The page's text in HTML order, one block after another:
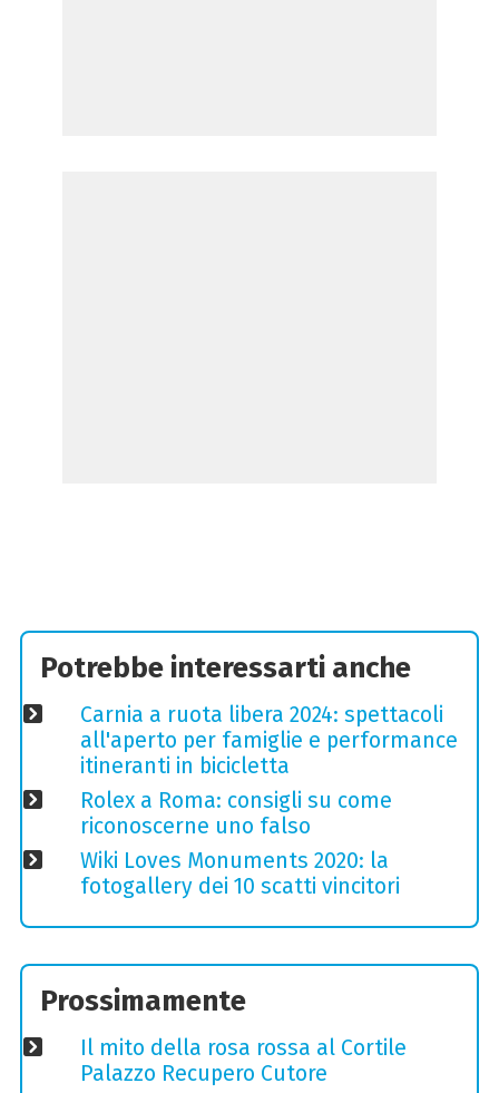
Potrebbe interessarti anche
Carnia a ruota libera 2024: spettacoli
all'aperto per famiglie e performance
itineranti in bicicletta
Rolex a Roma: consigli su come
riconoscerne uno falso
Wiki Loves Monuments 2020: la
fotogallery dei 10 scatti vincitori
Prossimamente
Il mito della rosa rossa al Cortile
Palazzo Recupero Cutore